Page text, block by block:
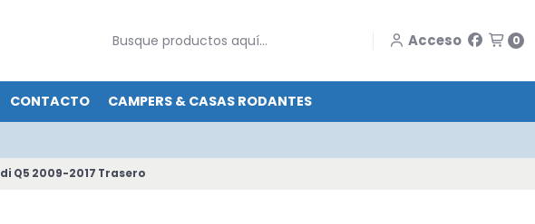
Acceso 0
CONTACTO CAMPERS & CASAS RODANTES
Q5 2009-2017 Trasero